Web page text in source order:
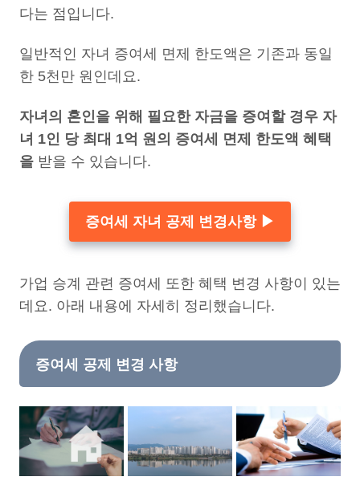
다는 점입니다.
일반적인 자녀 증여세 면제 한도액은 기존과 동일
한 5천만 원인데요.
자녀의 혼인을 위해 필요한 자금을 증여할 경우 자
녀 1인 당 최대 1억 원의 증여세 면제 한도액 혜택
을 받을 수 있습니다.
증여세 자녀 공제 변경사항 ▶
가업 승계 관련 증여세 또한 혜택 변경 사항이 있는
데요. 아래 내용에 자세히 정리했습니다.
증여세 공제 변경 사항